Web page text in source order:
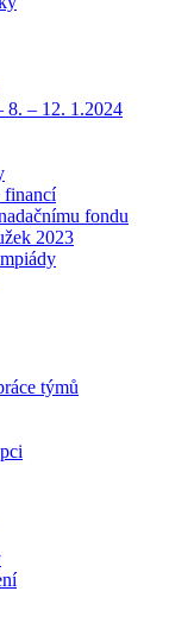
– 12. 1.2024
financí
fondu
2023
týmů